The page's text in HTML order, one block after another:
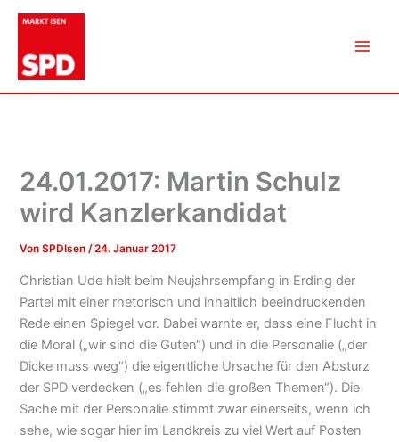
Zum
springen
24.01.2017: Martin Schulz
wird Kanzlerkandidat
VonSPDIsen/24. Januar 2017
Christian Ude hielt beim Neujahrsempfang in Erding der
Partei mit einer rhetorisch und inhaltlich beeindruckenden
Rede einen Spiegel vor. Dabei warnte er, dass eine Flucht in
die Moral („wir sind die Guten“) und in die Personalie („der
Dicke muss weg“) die eigentliche Ursache für den Absturz
der SPD verdecken („es fehlen die großen Themen“). Die
Sache mit der Personalie stimmt zwar einerseits, wenn ich
sehe, wie sogar hier im Landkreis zu viel Wert auf Posten